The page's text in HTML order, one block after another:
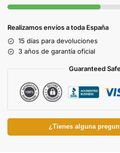
Realizamos envíos a toda España
15 días para devoluciones
3 años de garantía oficial
Guaranteed
¿Tienes alguna